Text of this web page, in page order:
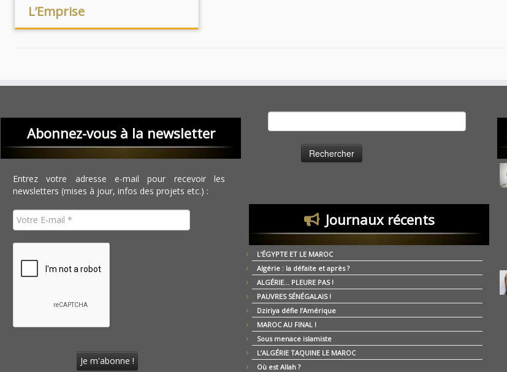
L’Emprise
Abonnez-vous à la newsletter
Entrez votre adresse e-mail pour recevoir les
newsletters (mises à jour, infos des projets etc.) :
Journaux récents
L’ÉGYPTE ET LE MAROC
Algérie : la défaite et après ?
ALGÉRIE… PLEURE PAS !
PAUVRES SÉNÉGALAIS !
Dziriya défie l’Amérique
MAROC AU FINAL !
Sous menace islamiste
L’ALGÉRIE TAQUINE LE MAROC
Où est Allah ?